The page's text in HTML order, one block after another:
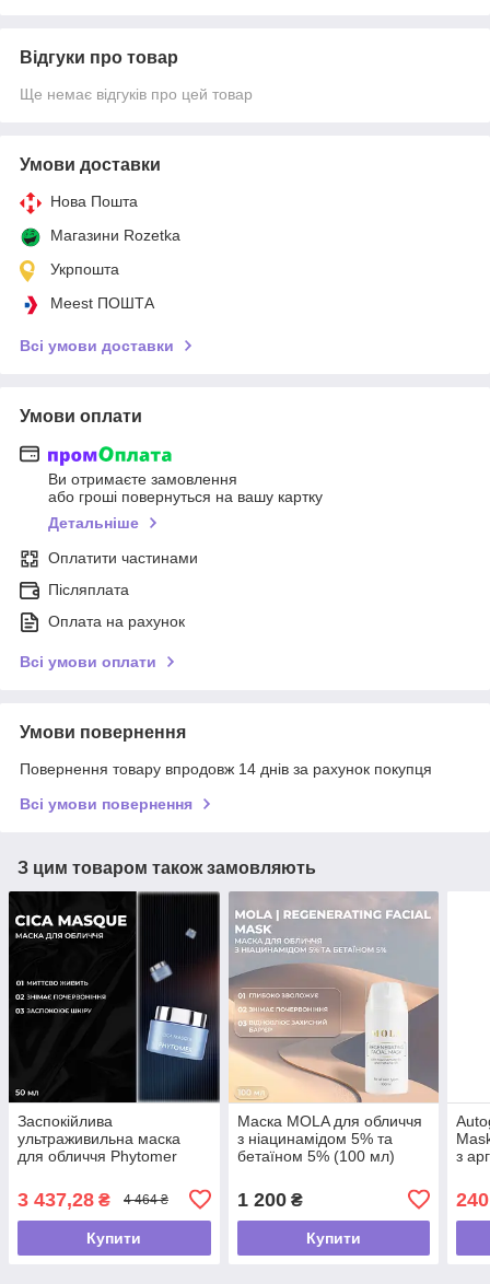
Відгуки про товар
Ще немає відгуків про цей товар
Умови доставки
Нова Пошта
Магазини Rozetka
Укрпошта
Meest ПОШТА
Всі умови доставки
Умови оплати
Ви отримаєте замовлення
або гроші повернуться на вашу картку
Детальніше
Оплатити частинами
Післяплата
Оплата на рахунок
Всі умови оплати
Умови повернення
Повернення товару впродовж 14 днів за рахунок покупця
Всі умови повернення
З цим товаром також замовляють
Заспокійлива
ультраживильна маска
для обличчя Phytomer
3 437,28 ₴ 4 464 ₴
Купити
Маска MOLA для обличчя
з ніацинамідом 5% та
бетаїном 5% (100 мл)
1 200₴
Купити
з
240